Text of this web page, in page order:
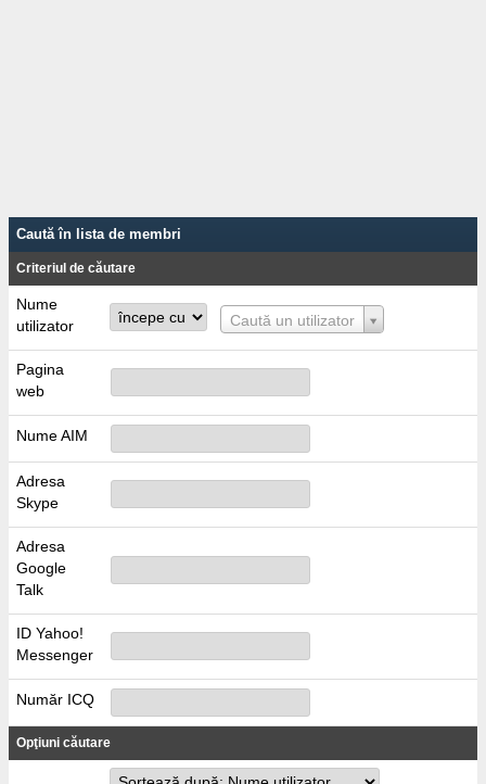
Caută în lista de membri
Criteriul de căutare
Nume
utilizator
Caută un utilizator
Nume
utilizator
Pagina
web
Nume AIM
Adresa
Skype
Adresa
Google
Talk
ID Yahoo!
Messenger
Număr ICQ
Opţiuni căutare